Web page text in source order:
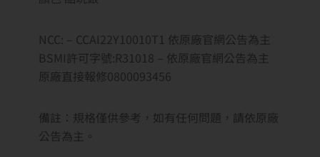
NCC: – CCAI22Y10010T1 依原廠官網公告為主
BSMI許可字號:R31018 – 依原廠官網公告為主
原廠直接報修0800093456
備註：規格僅供參考，如有任何問題，請依原廠
公告為主。